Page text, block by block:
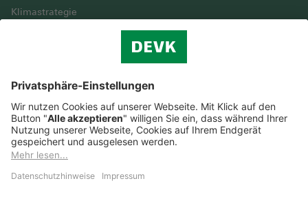
Klimastrategie
© DEVK 2026
Streitbeilegung
Nutzungshinweise
EU-Transparenzverordnung
Cookie-Einstellungen
Barrierefreiheit